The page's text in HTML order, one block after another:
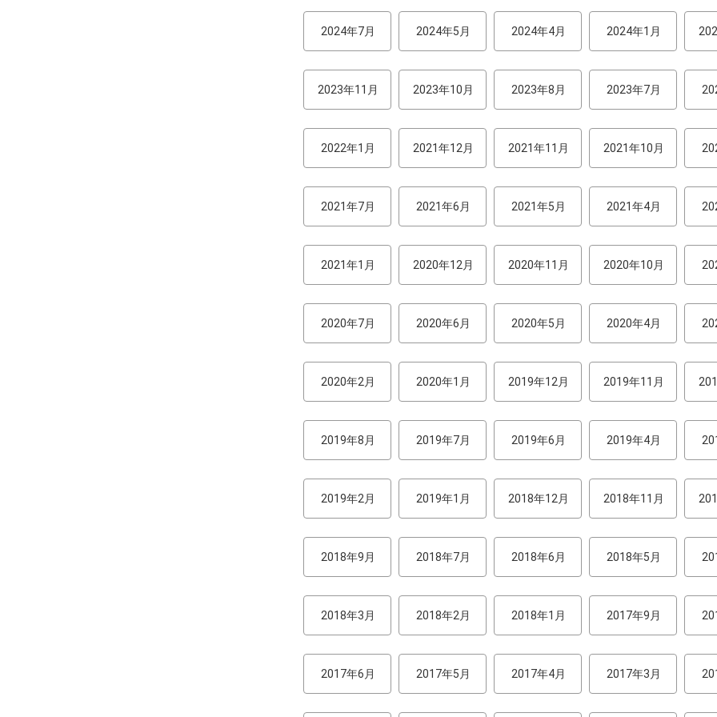
2024年7月 2024年5月 2024年4月 2024年1月
2023年11月 2023年10月 2023年8月 2023年7月
2022年1月 2021年12月 2021年11月 2021年10月
2021年7月 2021年6月 2021年5月 2021年4月
2021年1月 2020年12月 2020年11月 2020年10月
2020年7月 2020年6月 2020年5月 2020年4月
2020年2月 2020年1月 2019年12月 2019年11月
2019年8月 2019年7月 2019年6月 2019年4月
2019年2月 2019年1月 2018年12月 2018年11月
2018年9月 2018年7月 2018年6月 2018年5月
2018年3月 2018年2月 2018年1月 2017年9月
2017年6月 2017年5月 2017年4月 2017年3月